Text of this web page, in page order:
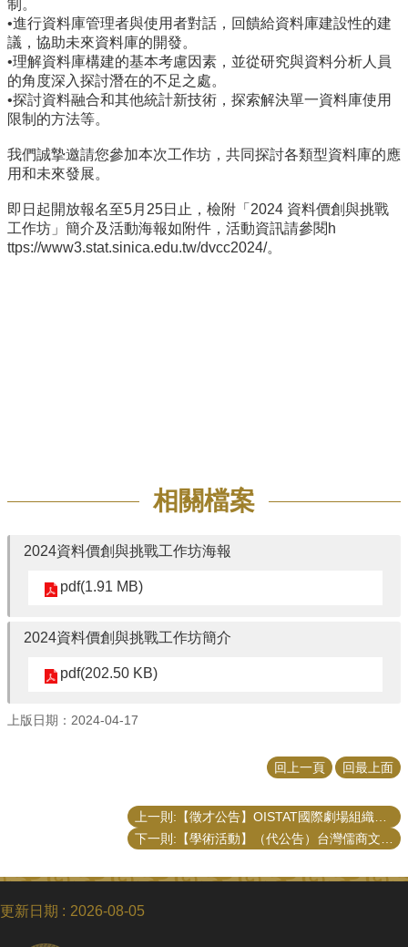
論
文
口
試
專
區
招
生
區
學
制。
•進行資料庫管理者與使用者對話，回饋給資料庫建設性的建
議， 協助未來資料庫的開發。
•理解資料庫構建的基本考慮因素， 並從研究與資料分析人員
的角度深入探討潛在的不足之處。
•探討資料融合和其他統計新技術， 探索解決單一資料庫使用
限制的方法等。
我們誠摯邀請您參加本次工作坊， 共同探討各類型資料庫的應
用和未來發展。
即日起開放報名至5月25日止，檢附「2024 資料價創與挑戰
工作坊」簡介及活動海報如附件，活動資訊請參閱 h
ttps://www3.stat.sinica.edu.tw/dvcc2024/。
相關檔案
2024資料價創與挑戰工作坊海報
pdf(1.91 MB)
2024資料價創與挑戰工作坊簡介
pdf(202.50 KB)
上版日期：2024-04-17
回上一頁 回最上面
更新日期 2026-08-05